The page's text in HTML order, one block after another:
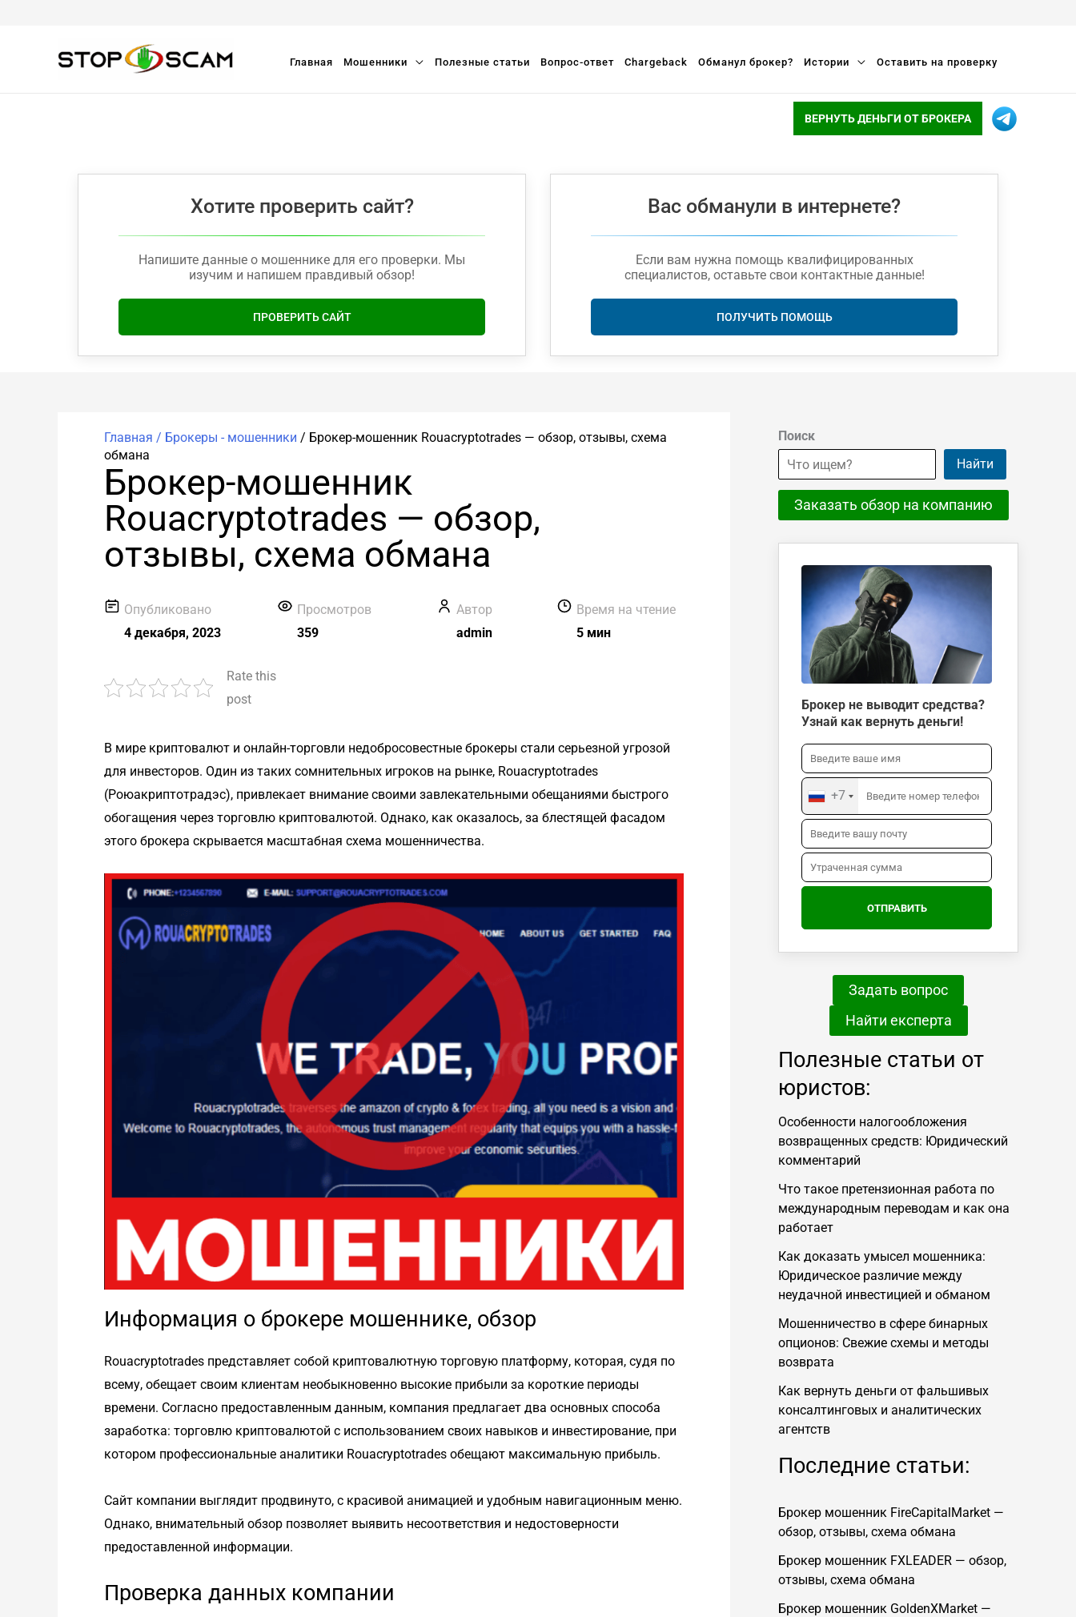
Главная Мошенники Полезные статьи Вопрос-ответ Chargeback Обманул брокер? Истории Оставить на проверку
ВЕРНУТЬ ДЕНЬГИ ОТ БРОКЕРА
Хотите проверить сайт?
Напишите данные о мошеннике для его проверки. Мы
изучим и напишем правдивый обзор!
ПРОВЕРИТЬ САЙТ
Вас обманули в интернете?
Если вам нужна помощь квалифицированных
специалистов, оставьте свои контактные данные!
ПОЛУЧИТЬ ПОМОЩЬ
Главная / Брокеры - мошенники / Брокер-мошенник Rouacryptotrades — обзор, отзывы, схема
обмана
Брокер-мошенник
Rouacryptotrades — обзор,
отзывы, схема обмана
Опубликовано
4 декабря, 2023
Просмотров
359
Автор
admin
Время на чтение
5 мин
Rate this
post
В мире криптовалют и онлайн-торговли недобросовестные брокеры стали серьезной угрозой
для инвесторов. Один из таких сомнительных игроков на рынке, Rouacryptotrades
(Роюакриптотрадэс), привлекает внимание своими завлекательными обещаниями быстрого
обогащения через торговлю криптовалютой. Однако, как оказалось, за блестящей фасадом
этого брокера скрывается масштабная схема мошенничества.
Информация о брокере мошеннике, обзор
Rouacryptotrades представляет собой криптовалютную торговую платформу, которая, судя по
всему, обещает своим клиентам необыкновенно высокие прибыли за короткие периоды
времени. Согласно предоставленным данным, компания предлагает два основных способа
заработка: торговлю криптовалютой с использованием своих навыков и инвестирование, при
котором профессиональные аналитики Rouacryptotrades обещают максимальную прибыль.
Сайт компании выглядит продвинуто, с красивой анимацией и удобным навигационным меню.
Однако, внимательный обзор позволяет выявить несоответствия и недостоверности
предоставленной информации.
Проверка данных компании
Поиск
Найти
Заказать обзор на компанию
Брокер не выводит средства?
Узнай как вернуть деньги!
+7
Задать вопрос
Найти експерта
Полезные статьи от
юристов:
Особенности налогообложения
возвращенных средств: Юридический
комментарий
Что такое претензионная работа по
международным переводам и как она
работает
Как доказать умысел мошенника:
Юридическое различие между
неудачной инвестицией и обманом
Мошенничество в сфере бинарных
опционов: Свежие схемы и методы
возврата
Как вернуть деньги от фальшивых
консалтинговых и аналитических
агентств
Последние статьи:
Брокер мошенник FireCapitalMarket —
обзор, отзывы, схема обмана
Брокер мошенник FXLEADER — обзор,
отзывы, схема обмана
Брокер мошенник GoldenXMarket —